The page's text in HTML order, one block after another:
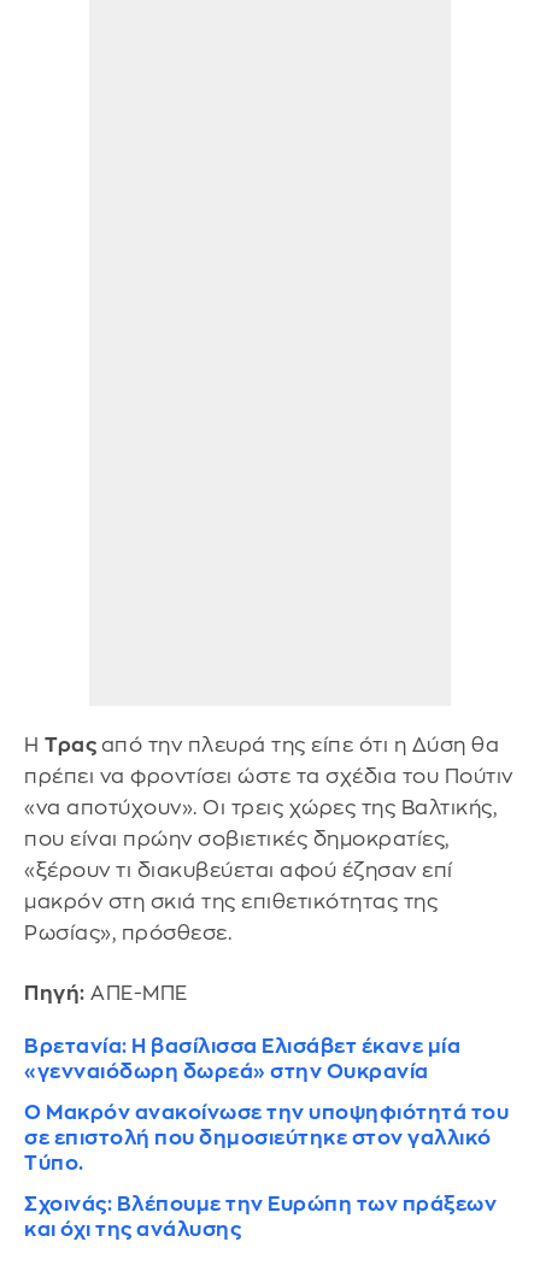
Η Τρας από την πλευρά της είπε ότι η Δύση θα
πρέπει να φροντίσει ώστε τα σχέδια του Πούτιν
«να αποτύχουν». Οι τρεις χώρες της Βαλτικής,
που είναι πρώην σοβιετικές δημοκρατίες,
«ξέρουν τι διακυβεύεται αφού έζησαν επί
μακρόν στη σκιά της επιθετικότητας της
Ρωσίας», πρόσθεσε.
Πηγή: ΑΠΕ-ΜΠΕ
Βρετανία: Η βασίλισσα Ελισάβετ έκανε μία
«γενναιόδωρη δωρεά» στην Ουκρανία
Ο Μακρόν ανακοίνωσε την υποψηφιότητά του
σε επιστολή που δημοσιεύτηκε στον γαλλικό
Τύπο.
Σχοινάς: Βλέπουμε την Ευρώπη των πράξεων
και όχι της ανάλυσης